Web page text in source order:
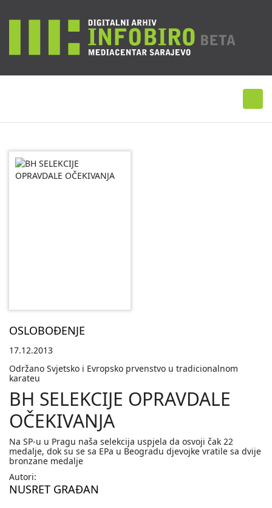
OSLOBOĐENJE
17.12.2013
Održano Svjetsko i Evropsko prvenstvo u tradicionalnom
karateu
BH SELEKCIJE OPRAVDALE
OČEKIVANJA
Na SP-u u Pragu naša selekcija uspjela da osvoji čak 22
medalje, dok su se sa EPa u Beogradu djevojke vratile sa dvije
bronzane medalje
Autori:
NUSRET GRAĐAN